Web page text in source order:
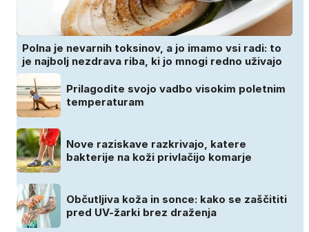
Polna je nevarnih toksinov, a jo imamo vsi radi: to
je najbolj nezdrava riba, ki jo mnogi redno uživajo
Prilagodite svojo vadbo visokim poletnim
temperaturam
Nove raziskave razkrivajo, katere
bakterije na koži privlačijo komarje
Občutljiva koža in sonce: kako se zaščititi
pred UV-žarki brez draženja